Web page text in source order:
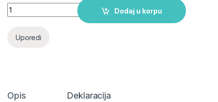
Oprema za kuhinju quantity
Dodaj u korpu
Uporedi
Opis Deklaracija